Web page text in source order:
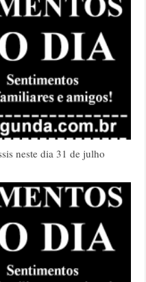
neste dia 31 de julho